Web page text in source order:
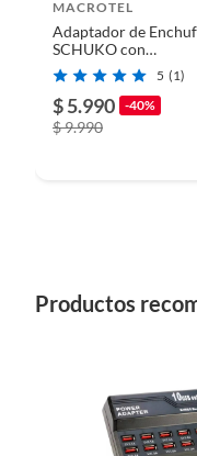
Plazo de
Duración en
Cantidad de
MACROTEL
Adaptador de
SCHUKO con
Certificación SEC
5 (1)
$ 5.990 -40%
$ 9.990
Productos